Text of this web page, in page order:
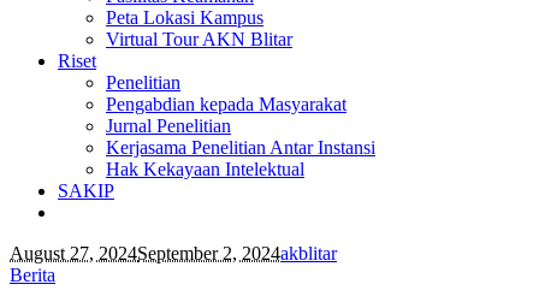
Peta Lokasi Kampus
Virtual Tour AKN Blitar
Riset
Penelitian
Pengabdian kepada Masyarakat
Jurnal Penelitian
Kerjasama Penelitian Antar Instansi
Hak Kekayaan Intelektual
SAKIP
August 27, 2024September 2, 2024akblitar
Berita